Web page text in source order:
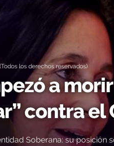
los derechos reservados)
a
contra el
Soberana: su posición